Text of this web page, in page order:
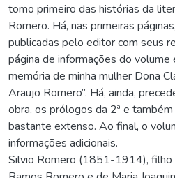
tomo primeiro das histórias da
Romero. Há, nas primeiras
publicadas pelo editor com seus
página de informações do volume
memória de minha mulher Dona
Araujo Romero”. Há, ainda,
obra, os prólogos da 2ª e
bastante extenso. Ao final, o
informações adicionais.
Silvio Romero (1851-1914), filho